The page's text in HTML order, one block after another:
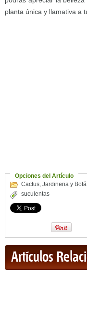
planta única y llamativa a
Opciones del Artículo
Cactus, Jardineria y
suculentas
Artículos